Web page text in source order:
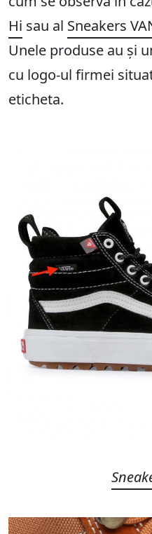
Hi sau al Sneakers
Unele produse au și
cu logo-ul firmei
eticheta.